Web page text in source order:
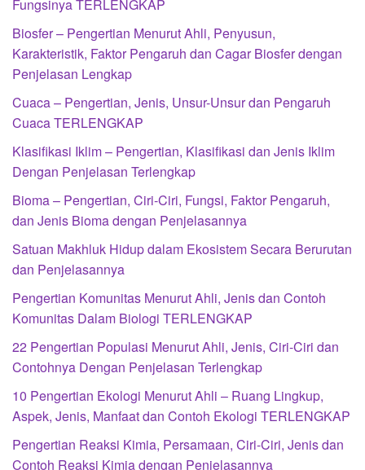
Fungsinya TERLENGKAP
Biosfer – Pengertian Menurut Ahli, Penyusun,
Karakteristik, Faktor Pengaruh dan Cagar Biosfer dengan
Penjelasan Lengkap
Cuaca – Pengertian, Jenis, Unsur-Unsur dan Pengaruh
Cuaca TERLENGKAP
Klasifikasi Iklim – Pengertian, Klasifikasi dan Jenis Iklim
Dengan Penjelasan Terlengkap
Bioma – Pengertian, Ciri-Ciri, Fungsi, Faktor Pengaruh,
dan Jenis Bioma dengan Penjelasannya
Satuan Makhluk Hidup dalam Ekosistem Secara Berurutan
dan Penjelasannya
Pengertian Komunitas Menurut Ahli, Jenis dan Contoh
Komunitas Dalam Biologi TERLENGKAP
22 Pengertian Populasi Menurut Ahli, Jenis, Ciri-Ciri dan
Contohnya Dengan Penjelasan Terlengkap
10 Pengertian Ekologi Menurut Ahli – Ruang Lingkup,
Aspek, Jenis, Manfaat dan Contoh Ekologi TERLENGKAP
Pengertian Reaksi Kimia, Persamaan, Ciri-Ciri, Jenis dan
Contoh Reaksi Kimia dengan Penjelasannya